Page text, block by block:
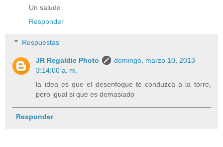
Un saludo
Responder
Respuestas
JR Regaldie Photo
domingo, marzo 10, 2013
3:14:00 a. m.
la idea es que el desenfoque te conduzca a la torre,
pero igual si que es demasiado
Responder